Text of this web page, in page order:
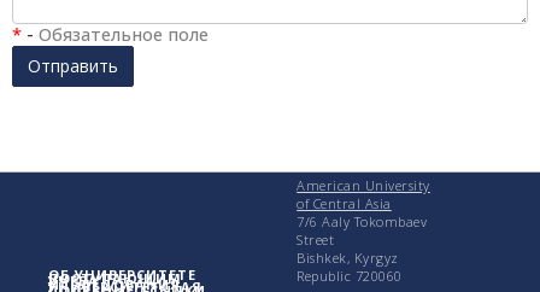
* - Обязательное поле
Отправить
ОБ УНИВЕРСИТЕТЕ
ПОСТУПАЮЩИМ
УЧЕБА
ИССЛЕДОВАНИЯ
УНИВЕРСИТЕТСКАЯ
American University
of Central Asia
7/6 Aaly Tokombaev
Street
Bishkek, Kyrgyz
Republic 720060